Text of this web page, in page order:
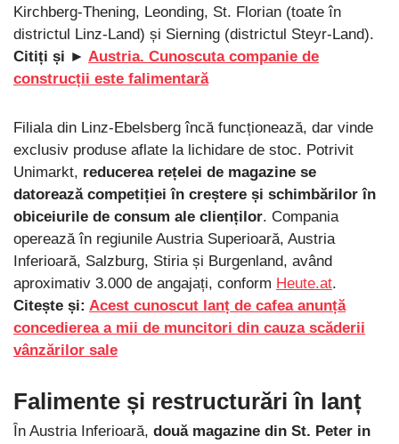
Kirchberg-Thening, Leonding, St. Florian (toate în
districtul Linz-Land) și Sierning (districtul Steyr-Land).
Citiți și ► Austria. Cunoscuta companie de
construcții este falimentară
Filiala din Linz-Ebelsberg încă funcționează, dar vinde
exclusiv produse aflate la lichidare de stoc. Potrivit
Unimarkt, reducerea rețelei de magazine se
datorează competiției în creștere și schimbărilor în
obiceiurile de consum ale clienților. Compania
operează în regiunile Austria Superioară, Austria
Inferioară, Salzburg, Stiria și Burgenland, având
aproximativ 3.000 de angajați, conform Heute.at.
Citește și: Acest cunoscut lanț de cafea anunță
concedierea a mii de muncitori din cauza scăderii
vânzărilor sale
Falimente și restructurări în lanț
În Austria Inferioară, două magazine din St. Peter in